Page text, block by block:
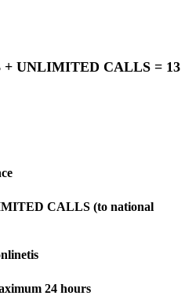
+ UNLIMITED CALLS = 13
CALLS (to national
24 hours